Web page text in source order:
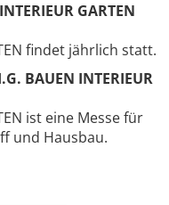
GARTEN
findet jährlich statt.
BAUEN INTERIEUR
ist eine Messe für
und Hausbau.